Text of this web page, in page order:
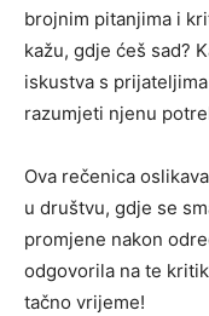
brojnim pitanjima i
kažu, gdje ćeš sad?
iskustva s
razumjeti njenu
Ova rečenica
u društvu, gdje se
promjene nakon
odgovorila na te
tačno vrijeme!